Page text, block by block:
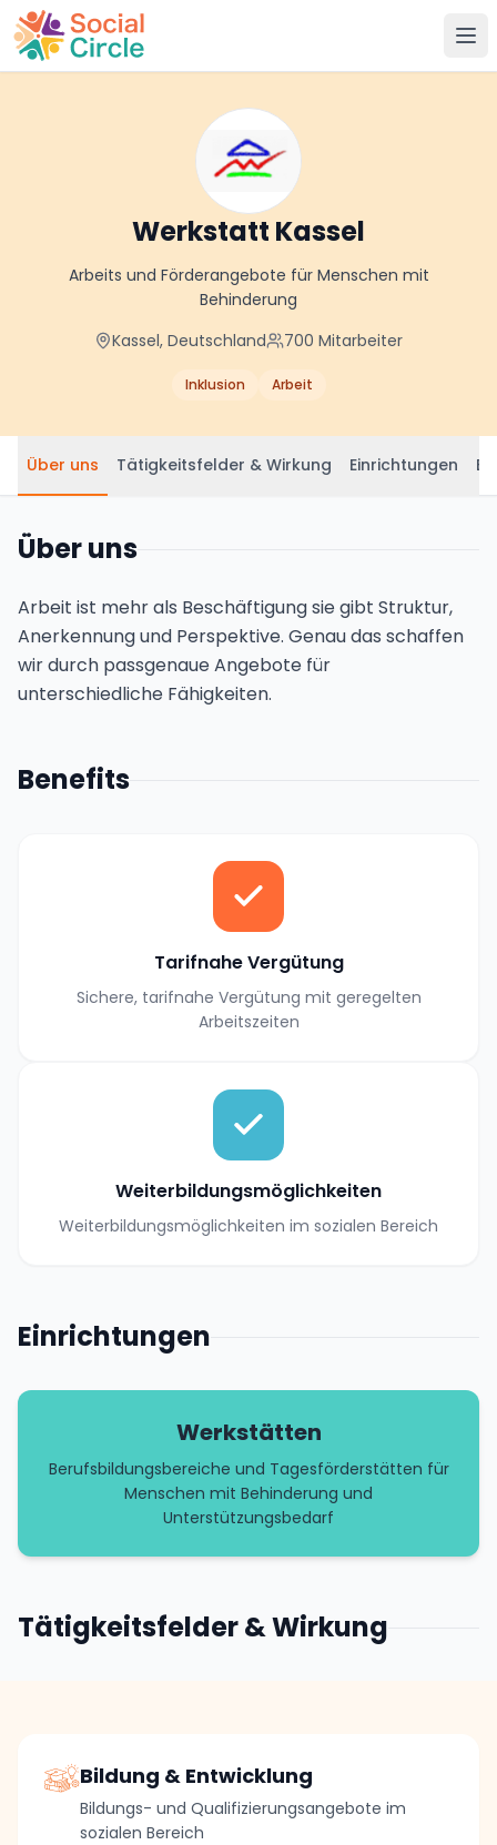
Social Circle
Werkstatt Kassel
Arbeits und Förderangebote für Menschen mit
Behinderung
Kassel, Deutschland
700 Mitarbeiter
Inklusion Arbeit
Über uns Tätigkeitsfelder & Wirkung Einrichtungen
Über uns
Arbeit ist mehr als Beschäftigung sie gibt Struktur,
Anerkennung und Perspektive. Genau das schaffen
wir durch passgenaue Angebote für
unterschiedliche Fähigkeiten.
Benefits
Tarifnahe Vergütung
Sichere, tarifnahe Vergütung mit geregelten
Arbeitszeiten
Weiterbildungsmöglichkeiten
Weiterbildungsmöglichkeiten im sozialen Bereich
Einrichtungen
Werkstätten
Berufsbildungsbereiche und Tagesförderstätten für
Menschen mit Behinderung und
Unterstützungsbedarf
Tätigkeitsfelder & Wirkung
Bildung & Entwicklung
Bildungs- und Qualifizierungsangebote im
sozialen Bereich